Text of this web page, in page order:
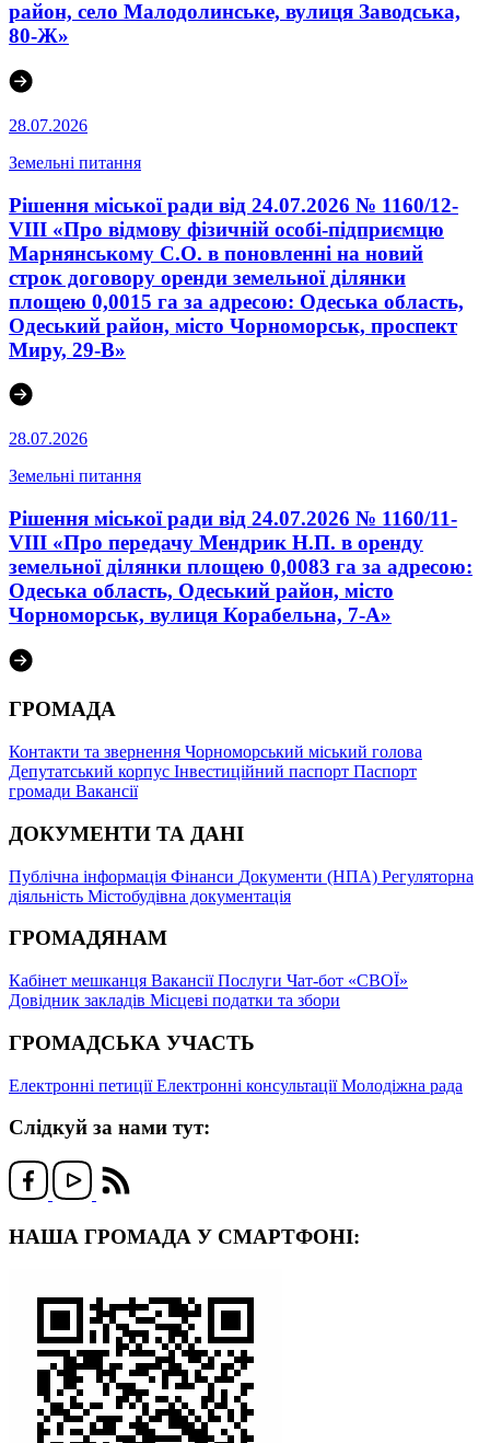
район, село Малодолинське, вулиця Заводська,
80-Ж»
28.07.2026
Земельні питання
Рішення міської ради від 24.07.2026 № 1160/12-
VIII «Про відмову фізичній особі-підприємцю
Марнянському С.О. в поновленні на новий
строк договору оренди земельної ділянки
площею 0,0015 га за адресою: Одеська область,
Одеський район, місто Чорноморськ, проспект
Миру, 29-В»
28.07.2026
Земельні питання
Рішення міської ради від 24.07.2026 № 1160/11-
VIII «Про передачу Мендрик Н.П. в оренду
земельної ділянки площею 0,0083 га за адресою:
Одеська область, Одеський район, місто
Чорноморськ, вулиця Корабельна, 7-А»
ГРОМАДА
Контакти та звернення Чорноморський міський голова
Депутатський корпус Інвестиційний паспорт Паспорт
громади Вакансії
ДОКУМЕНТИ ТА ДАНІ
Публічна інформація Фінанси Документи (НПА) Регуляторна
діяльність Містобудівна документація
ГРОМАДЯНАМ
Кабінет мешканця ВакансіїПослуги Чат-бот «СВОЇ»
Довідник закладів Місцеві податки та збори
ГРОМАДСЬКА УЧАСТЬ
Електронні петиціїЕлектронні консультаціїМолодіжна рада
Слідкуй за нами тут:
НАША ГРОМАДА У СМАРТФОНІ: